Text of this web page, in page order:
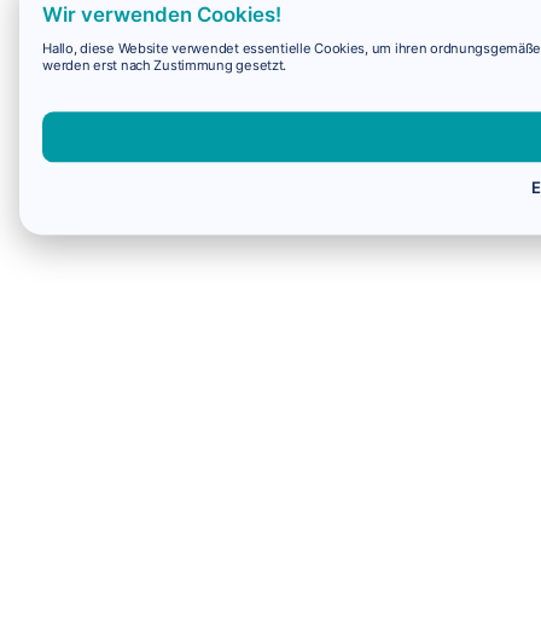
Wir verwenden Cookies!
Hallo, diese Website verwendet essentielle Cookies, um ihren
werden erst nach Zustimmung gesetzt.